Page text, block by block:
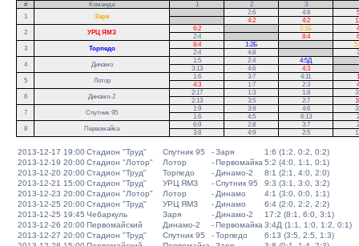
# Команда 1 2 3
1
Заря
2:6 4:8
4:2 4:2
2
УРЦ ЯМЗ
6:2 2:1Б
2:4
8:4
3
Торпедо
8:4 1:2Б
2:4
4:8
4
Динамо
1:5 2:4 4:5Д
3:13
4:6 4:3
5
Лотор
1:6 3:7 4:11
4:3
1:7 2:3
6
Динамо-2
2:17 1:3 1:8
2:13
3:5 2:7
7
Спутник 95
1:9 3:9 4:6
1:6
4:5 6:13
8
Первомайка
6:9 2:8 3:7
3:8
4:9 2:5
2013-12-17 19:00Стадион "Труд" Спутник 95 -Заря
1:6 (1:2, 0:2, 0:2)
2013-12-19 20:00Стадион "Лотор" Лотор -Первомайка 5:2 (4:0, 1:1, 0:1)
2013-12-20 20:00Стадион "Труд" Торпедо - Динамо-2
8:1 (2:1, 4:0, 2:0)
2013-12-21 15:00Стадион "Труд" УРЦ ЯМЗ -Спутник 95
9:3 (3:1, 3:0, 3:2)
2013-12-23 20:00Стадион "Лотор" Лотор - Динамо
4:1 (3:0, 0:0, 1:1)
2013-12-25 20:00Стадион "Труд" УРЦ ЯМЗ - Динамо
6:4 (2:0, 2:2, 2:2)
2013-12-25 19:45 Чебаркуль Заря - Динамо-2
17:2 (8:1, 6:0, 3:1)
2013-12-26 20:00Первомайский Динамо-2 -Первомайка 3:4Д (1:1, 1:0, 1:2, 0:1)
2013-12-27 20:00Стадион "Труд" Спутник 95 -Торпедо
6:13 (3:5, 2:5, 1:3)